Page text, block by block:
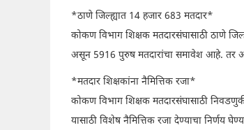
*ठाणे जिल्ह्यात 14 हजार 683 मतदार*
कोकण विभाग शिक्षक मतदारसंघासाठी ठाणे
असून 5916 पुरुष मतदारांचा समावेश आहे. तर
*मतदार शिक्षकांना नैमित्तिक रजा*
कोकण विभाग शिक्षक मतदारसंघासाठी
यासाठी विशेष नैमित्तिक रजा देण्याचा निर्णय